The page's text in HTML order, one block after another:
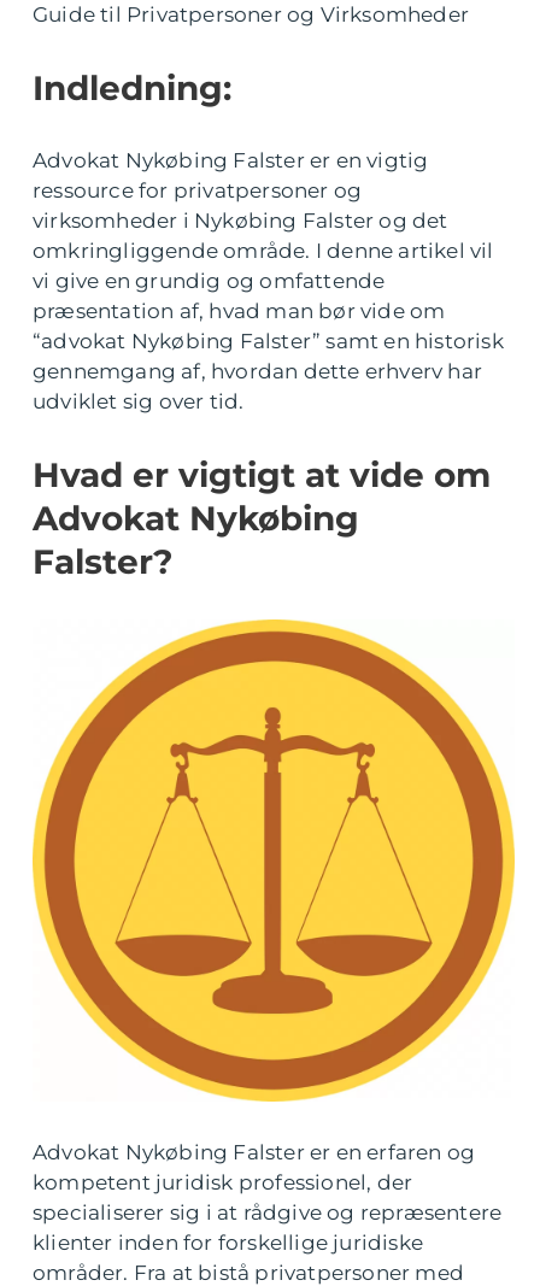
Guide til Privatpersoner og Virksomheder
Indledning:
Advokat Nykøbing Falster er en vigtig
ressource for privatpersoner og
virksomheder i Nykøbing Falster og det
omkringliggende område. I denne artikel vil
vi give en grundig og omfattende
præsentation af, hvad man bør vide om
“advokat Nykøbing Falster” samt en historisk
gennemgang af, hvordan dette erhverv har
udviklet sig over tid.
Hvad er vigtigt at vide om
Advokat Nykøbing
Falster?
Advokat Nykøbing Falster er en erfaren og
kompetent juridisk professionel, der
specialiserer sig i at rådgive og repræsentere
klienter inden for forskellige juridiske
områder. Fra at bistå privatpersoner med